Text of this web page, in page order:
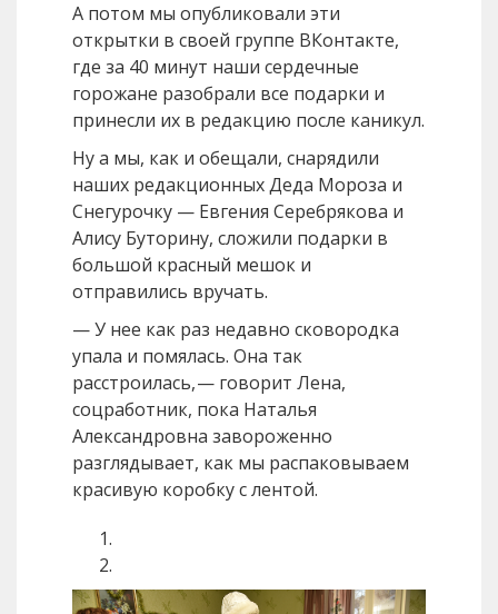
А потом мы опубликовали эти
открытки в своей группе ВКонтакте,
где за 40 минут наши сердечные
горожане разобрали все подарки и
принесли их в редакцию после каникул.
Ну а мы, как и обещали, снарядили
наших редакционных Деда Мороза и
Снегурочку — Евгения Серебрякова и
Алису Буторину, сложили подарки в
большой красный мешок и
отправились вручать.
— У нее как раз недавно сковородка
упала и помялась. Она так
расстроилась, — говорит Лена,
соцработник, пока Наталья
Александровна завороженно
разглядывает, как мы распаковываем
красивую коробку с лентой.